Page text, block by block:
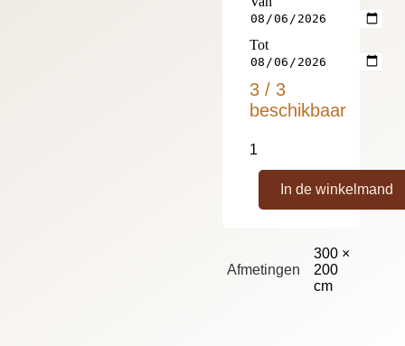
Tot
3 / 3
beschikbaar
In de winkelmand
Afmetingen
300 ×
200
cm